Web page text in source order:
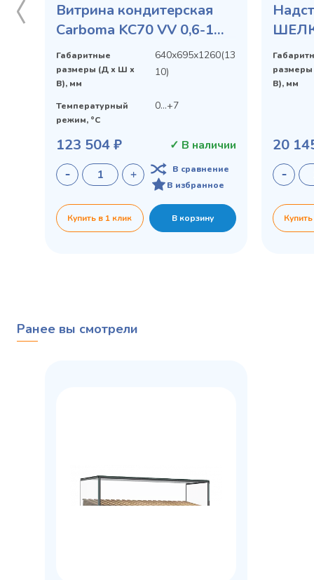
Витрина кондитерская
Carboma KC70 VV 0,6-1
STANDARD
Габаритные
размеры (Д х Ш х
В), мм
640х695х1260(13
10)
Температурный
режим, °C
0...+7
123 504 ₽ ✓ В наличии
В сравнение
В избранное
Купить в 1 клик В корзину
В), мм
20
Ранее вы смотрели